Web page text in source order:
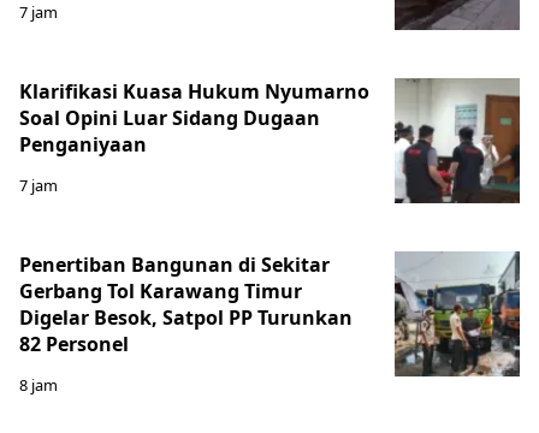
7 jam
Klarifikasi Kuasa Hukum Nyumarno
Soal Opini Luar Sidang Dugaan
Penganiyaan
7 jam
Penertiban Bangunan di Sekitar
Gerbang Tol Karawang Timur
Digelar Besok, Satpol PP Turunkan
82 Personel
8 jam